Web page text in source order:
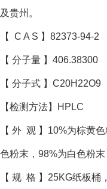
及贵州。
【 C A S 】82373-94-2
【 分子量 】406.38300
【 分子式 】C20H22O9
【检测方法】HPLC
【 外 观 】10%为棕黄
色粉末，98%为白色粉末
【 规 格 】25KG纸板桶